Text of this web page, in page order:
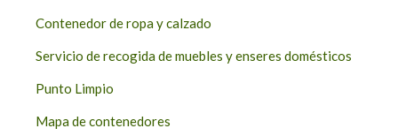
Contenedor de ropa y calzado
Servicio de recogida de muebles y enseres domésticos
Punto Limpio
Mapa de contenedores